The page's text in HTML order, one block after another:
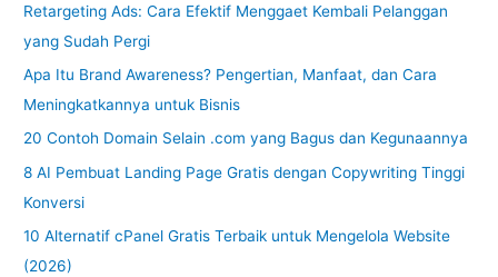
Retargeting Ads: Cara Efektif Menggaet Kembali Pelanggan
yang Sudah Pergi
Apa Itu Brand Awareness? Pengertian, Manfaat, dan Cara
Meningkatkannya untuk Bisnis
20 Contoh Domain Selain .com yang Bagus dan Kegunaannya
8 AI Pembuat Landing Page Gratis dengan Copywriting Tinggi
Konversi
10 Alternatif cPanel Gratis Terbaik untuk Mengelola Website
(2026)